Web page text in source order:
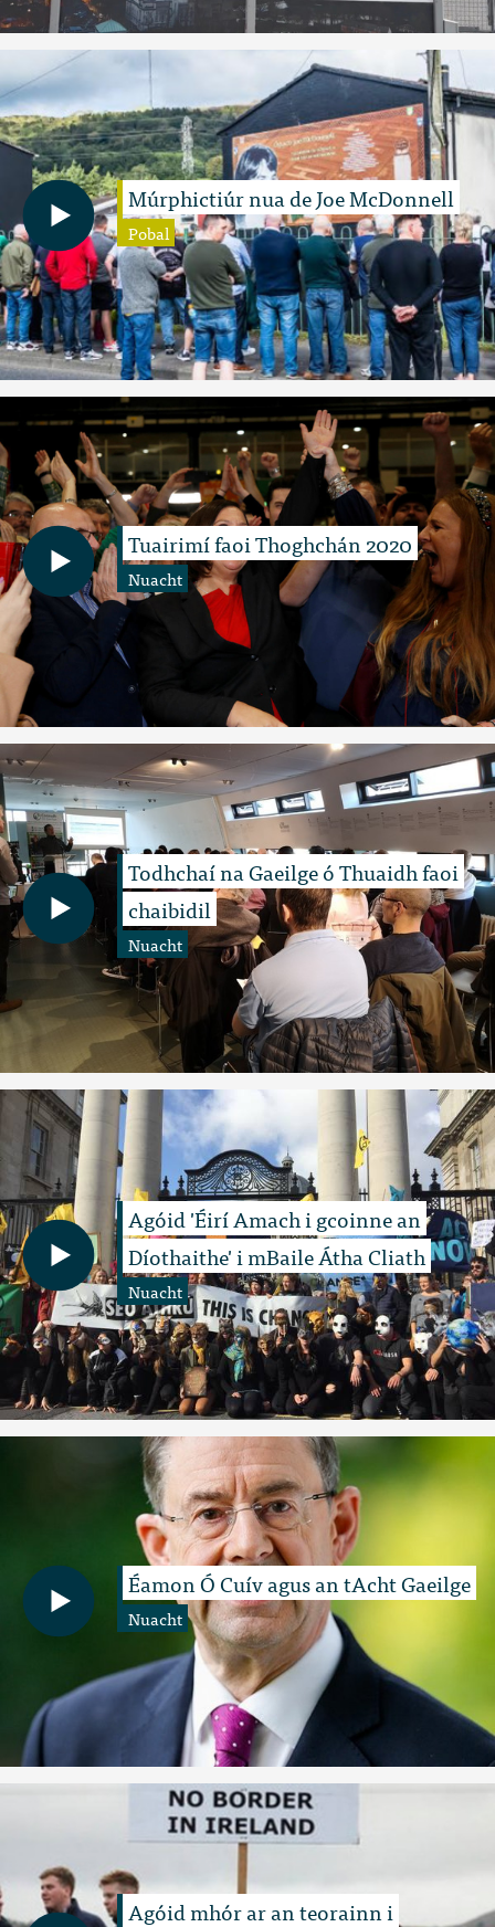
Múrphictiúr nua de Joe McDonnell
Pobal
Tuairimí faoi Thoghchán 2020
Nuacht
Todhchaí na Gaeilge ó Thuaidh faoi
chaibidil
Nuacht
Agóid 'Éirí Amach i gcoinne an
Díothaithe' i mBaile Átha Cliath
Nuacht
Éamon Ó Cuív agus an tAcht Gaeilge
Nuacht
Agóid mhór ar an teorainn i